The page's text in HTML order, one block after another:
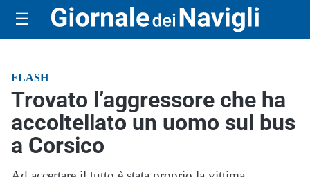
☰
FLASH
Trovato l’aggressore che ha
accoltellato un uomo sul bus
a Corsico